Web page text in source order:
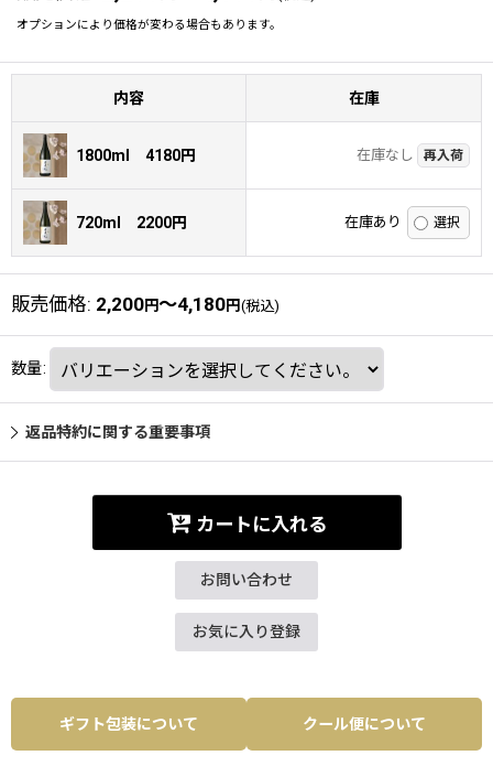
オプションにより価格が変わる場合もあります。
内容 在庫
1800ml 4180円 在庫なし 再入荷
720ml 2200円 在庫あり
販売価格: 2,200円～4,180円 (税込)
数量:
返品特約に関する重要事項
カートに入れる
お問い合わせ
お気に入り登録
ギフト包装について クール便について